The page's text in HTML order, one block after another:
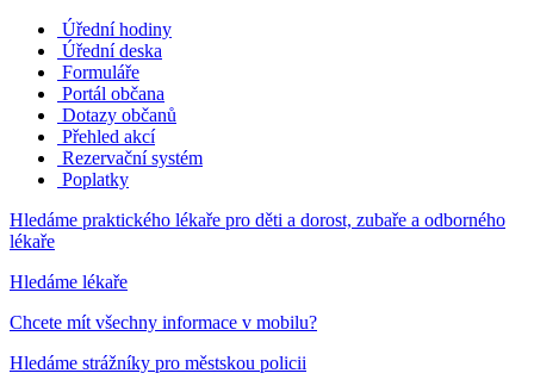
Úřední hodiny
Úřední deska
Formuláře
Portál občana
Dotazy občanů
Přehled akcí
Rezervační systém
Poplatky
Hledáme praktického lékaře pro děti a dorost, zubaře a odborného
lékaře
Hledáme lékaře
Chcete mít všechny informace v mobilu?
Hledáme strážníky pro městskou policii